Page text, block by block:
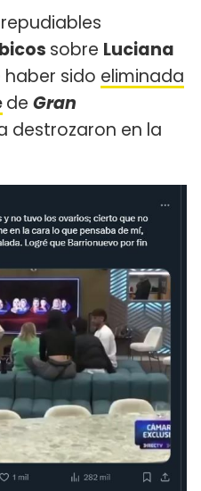
sobre Luciana
sido eliminada
de Gran
destrozaron en la